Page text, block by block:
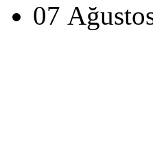
07